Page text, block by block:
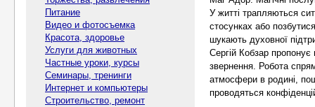
Питание
Видео и фотосъемка
Красота, здоровье
Услуги для животных
Частные уроки, курсы
Семинары, тренинги
Интернет и компьютеры
Строительство, ремонт
У житті трапляються
стосунках або
шукають духовної
Сергій Кобзар пропонує
звернення. Робота
атмосфери в родині,
проводяться